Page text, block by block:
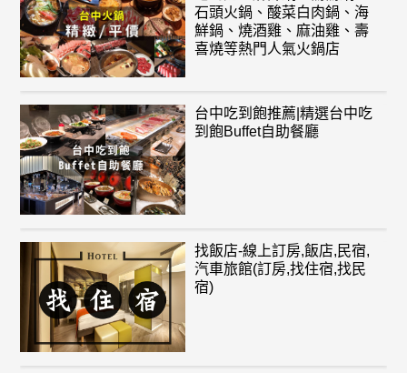
石頭火鍋、酸菜白肉鍋、海
鮮鍋、燒酒雞、麻油雞、壽
喜燒等熱門人氣火鍋店
台中吃到飽推薦|精選台中吃
到飽Buffet自助餐廳
找飯店-線上訂房,飯店,民宿,
汽車旅館(訂房,找住宿,找民
宿)